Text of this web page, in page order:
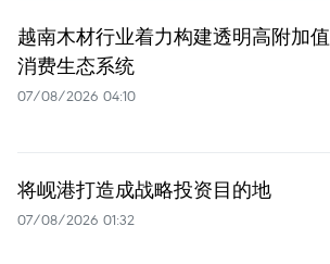
越南木材行业着力构建透明高附加值
消费生态系统
07/08/2026 04:10
将岘港打造成战略投资目的地
07/08/2026 01:32